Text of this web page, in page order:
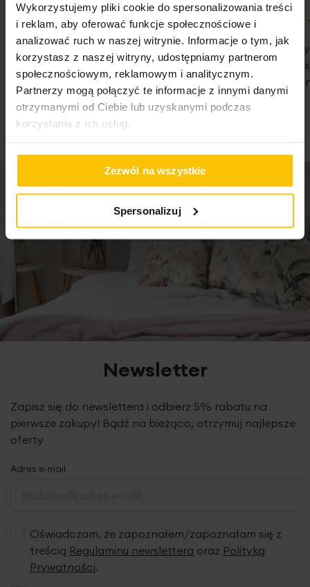
Wykorzystujemy pliki cookie do spersonalizowania treści
i reklam, aby oferować funkcje społecznościowe i
analizować ruch w naszej witrynie. Informacje o tym, jak
korzystasz z naszej witryny, udostępniamy partnerom
społecznościowym, reklamowym i analitycznym.
Partnerzy mogą połączyć te informacje z innymi danymi
otrzymanymi od Ciebie lub uzyskanymi podczas
korzystania z ich usług.
Zezwól na wszystkie
Spersonalizuj
100%
WSZYSTKO SPRAWNIE SZYBKA
DOSTAWA POLECAM
07-08-2026
100%
Nie
Państwa
Nie traćcie
07-08-2026
Newsletter
Zapisz się do newslettera i odbierz 5% rabatu na
pierwsze zakupy! Bądź na bieżąco, otrzymuj najlepsze
oferty
Adres e-mail
Oświadczam, że zapoznałem/zapoznałam się z
treścią Regulaminu newslettera oraz Polityką
Prywatności.